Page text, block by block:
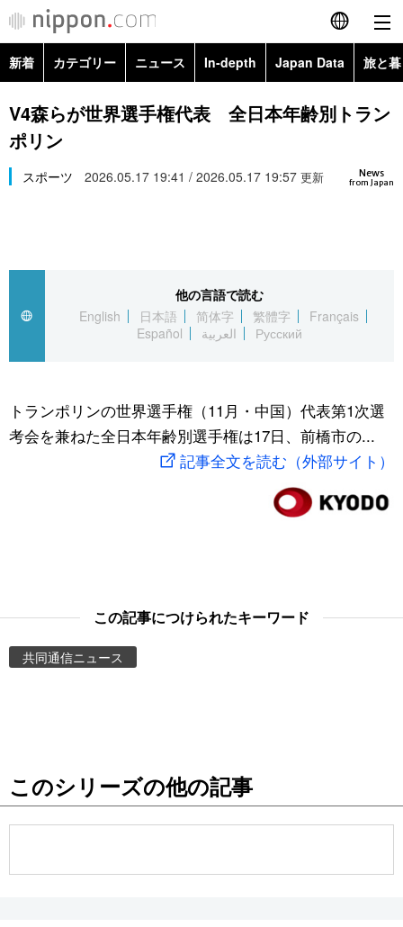
English
简体字
Русский
カテゴリー
経済・ビジネス
国際
文化
トップ
アーカイブ
In-depth
Japan Data
動画/Live
お知らせ
新着 カテゴリー ニュース In-depth Japan Data 旅と
政治・外交
経済・ビジネス
スポーツ・東京2020
Topics
V4森らが世界選手権代表 全日本年齢別トラン
ポリン
News
from Japan
スポーツ 2026.05.17 19:41 / 2026.05.17 19:57 更新
他の言語で読む
English
日本語 简体字 繁體字
Français
Español
العربية Русский
トランポリンの世界選手権（11月・中国）代表第1次選
考会を兼ねた全日本年齢別選手権は17日、前橋市の...
記事全文を読む（外部サイト）
この記事につけられたキーワード
共同通信ニュース
このシリーズの他の記事